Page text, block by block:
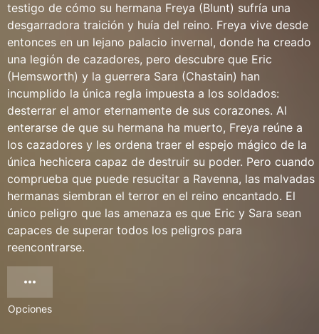
testigo de cómo su hermana Freya (Blunt) sufría una
desgarradora traición y huía del reino. Freya vive desde
entonces en un lejano palacio invernal, donde ha creado
una legión de cazadores, pero descubre que Eric
(Hemsworth) y la guerrera Sara (Chastain) han
incumplido la única regla impuesta a los soldados:
desterrar el amor eternamente de sus corazones. Al
enterarse de que su hermana ha muerto, Freya reúne a
los cazadores y les ordena traer el espejo mágico de la
única hechicera capaz de destruir su poder. Pero cuando
comprueba que puede resucitar a Ravenna, las malvadas
hermanas siembran el terror en el reino encantado. El
único peligro que las amenaza es que Eric y Sara sean
capaces de superar todos los peligros para
reencontrarse.
Opciones